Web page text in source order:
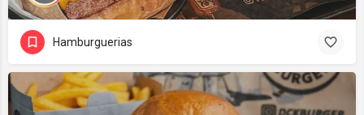
Hamburguerias